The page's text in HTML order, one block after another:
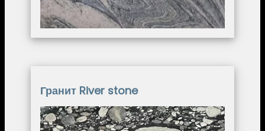
Гранит River stone
Image